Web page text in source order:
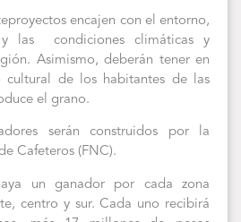
encajen con el entorno,
las condiciones climáticas y
Asimismo, deberán tener en
cultural de los habitantes de las
el grano.
serán construidos por la
Cafeteros (FNC).
un ganador por cada zona
centro y sur. Cada uno recibirá